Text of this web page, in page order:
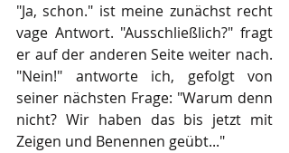
"Ja, schon." ist meine zunächst recht
vage Antwort. "Ausschließlich?" fragt
er auf der anderen Seite weiter nach.
"Nein!" antworte ich, gefolgt von
seiner nächsten Frage: "Warum denn
nicht? Wir haben das bis jetzt mit
Zeigen und Benennen geübt..."